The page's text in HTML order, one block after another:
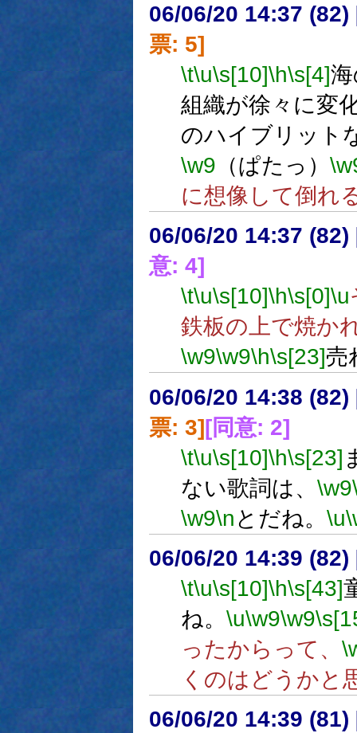
06/06/20 14:37 (82)
票: 5]
\t\u\s[10]\h\s[4]
組織が徐々に変
のハイブリット
\w9 （ぱたっ）
に想像して倒れ
06/06/20 14:37 (82)
意: 4]
\t\u\s[10]\h\s[0]\u
鉄板の上で焼か
\w9\w9\h\s[23]売
06/06/20 14:38 (82)
票: 3][同意: 2]
\t\u\s[10]\h\s[23]
ない歌詞は、 \w9
\w9\n とだね。 \u
06/06/20 14:39 (82)
\t\u\s[10]\h\s[43]
ね。 \u\w9\w9
ったからって、
くのはどうかと
06/06/20 14:39 (81)